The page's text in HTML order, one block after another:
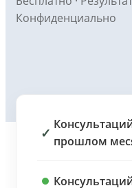
Конфиденциально
✓ прошлом